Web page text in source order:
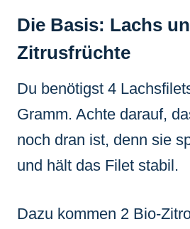
Die Basis: Lachs
Zitrusfrüchte
Du benötigst 4
Gramm. Achte darauf,
noch dran ist, denn sie
und hält das Filet stabil.
Dazu kommen 2 Bio-